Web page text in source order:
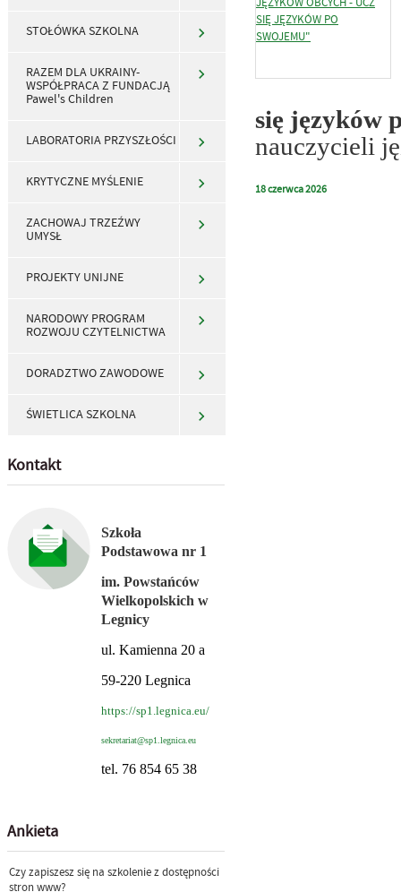
STOŁÓWKA SZKOLNA
RAZEM DLA UKRAINY-
WSPÓŁPRACA Z FUNDACJĄ
Pawel's Children
LABORATORIA PRZYSZŁOŚCI
KRYTYCZNE MYŚLENIE
ZACHOWAJ TRZEŹWY
UMYSŁ
PROJEKTY UNIJNE
NARODOWY PROGRAM
ROZWOJU CZYTELNICTWA
DORADZTWO ZAWODOWE
ŚWIETLICA SZKOLNA
Kontakt
Szkoła
Podstawowa nr 1
im. Powstańców
Wielkopolskich w
Legnicy
ul. Kamienna 20 a
59-220 Legnica
https://sp1.legnica.eu/
sekretariat@sp1.legnica.eu
tel. 76 854 65 38
Ankieta
Czy zapiszesz się na szkolenie z dostępności
stron www?
się języków
nauczycieli
18czerwca2026